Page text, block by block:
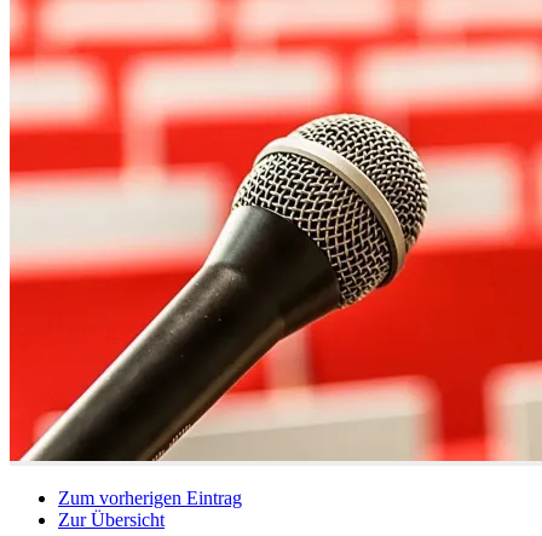
Zum vorherigen Eintrag
Zur Übersicht